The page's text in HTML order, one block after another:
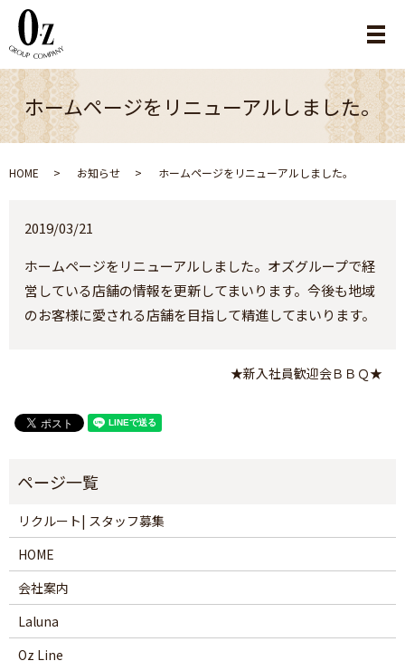
メ
ホームページをリニューアルしました。
HOME お知らせ ホームページをリニューアルしました。
2019/03/21
ホームページをリニューアルしました。オズグループで経
営している店舗の情報を更新してまいります。今後も地域
のお客様に愛される店舗を目指して精進してまいります。
★新入社員歓迎会ＢＢＱ★
リクルート| スタッフ募集
HOME
会社案内
Laluna
Oz Line